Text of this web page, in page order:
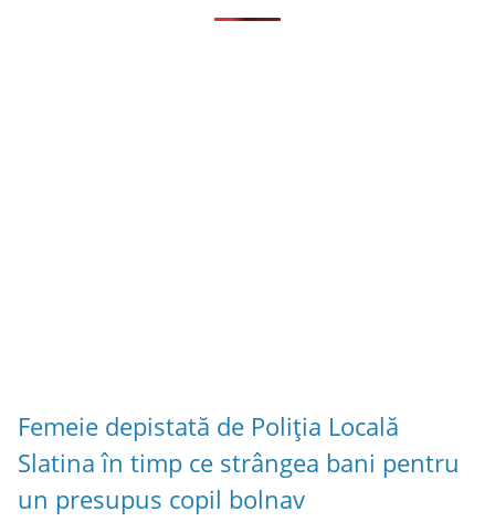
Femeie depistată de Poliția Locală
Slatina în timp ce strângea bani pentru
un presupus copil bolnav